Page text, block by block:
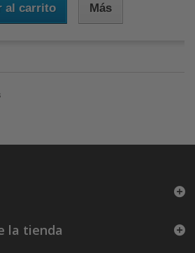
al carrito Más
la tienda